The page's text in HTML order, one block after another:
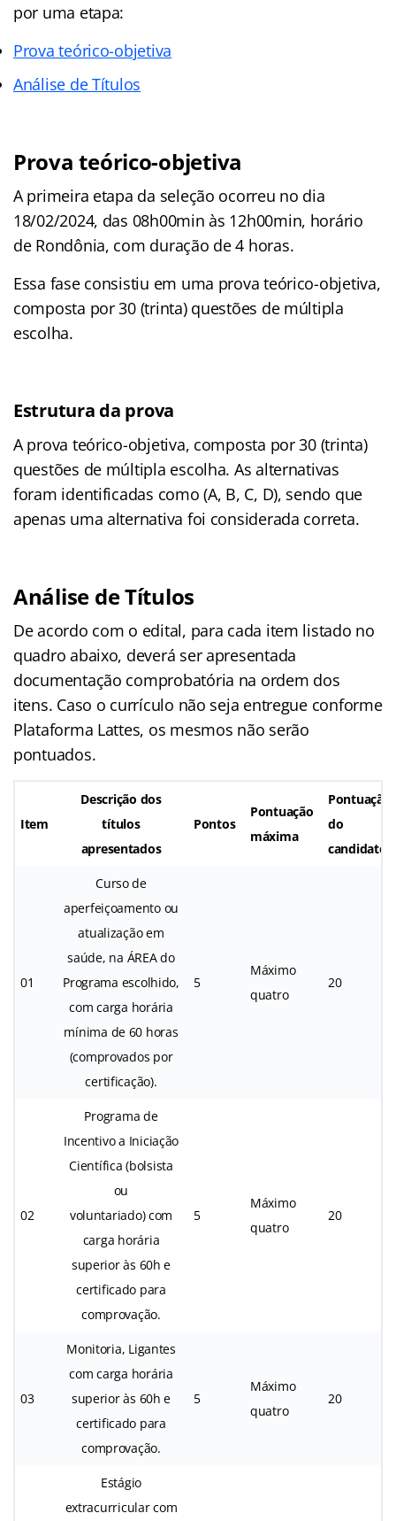
por uma etapa:
Prova teórico-objetiva
Análise de Títulos
Prova teórico-objetiva
A primeira etapa da seleção ocorreu no dia
18/02/2024, das 08h00min às 12h00min, horário
de Rondônia, com duração de 4 horas.
Essa fase consistiu em uma prova teórico-objetiva,
composta por 30 (trinta) questões de múltipla
escolha.
Estrutura da prova
A prova teórico-objetiva, composta por 30 (trinta)
questões de múltipla escolha. As alternativas
foram identificadas como (A, B, C, D), sendo que
apenas uma alternativa foi considerada correta.
Análise de Títulos
De acordo com o edital, para cada item listado no
quadro abaixo, deverá ser apresentada
documentação comprobatória na ordem dos
itens. Caso o currículo não seja entregue conforme
Plataforma Lattes, os mesmos não serão
pontuados.
Item
Descrição dos
títulos
apresentados
Pontos
Pontuação
máxima
Pontuação
do
candidato
01
Curso de
aperfeiçoamento ou
atualização em
saúde, na ÁREA do
Programa escolhido,
com carga horária
mínima de 60 horas
(comprovados por
certificação).
5
Máximo
quatro
20
02
Programa de
Incentivo a Iniciação
Científica (bolsista
ou
voluntariado) com
carga horária
superior às 60h e
certificado para
comprovação.
5
Máximo
quatro
20
03
Monitoria, Ligantes
com carga horária
superior às 60h e
certificado para
comprovação.
5
Máximo
quatro
20
Estágio
extracurricular com